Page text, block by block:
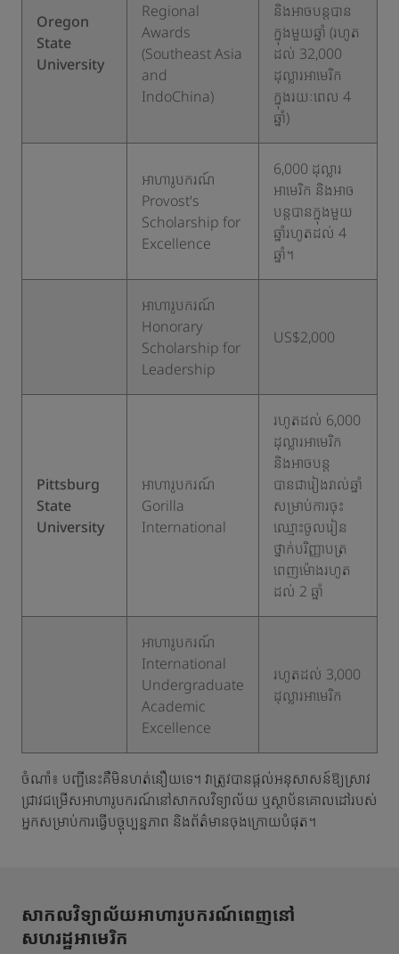
Oregon
State
University
Regional
Awards
(Southeast Asia
and
IndoChina)
និងអាចបន្តបាន
ក្នុងមួយឆ្នាំ (រហូត
ដល់ 32,000
ដុល្លារអាមេរិក
ក្នុងរយៈពេល 4
ឆ្នាំ)
អាហារូបករណ៍
Provost's
Scholarship for
Excellence
6,000 ដុល្លារ
អាមេរិក និងអាច
បន្តបានក្នុងមួយ
ឆ្នាំរហូតដល់ 4
ឆ្នាំ។
អាហារូបករណ៍
Honorary
Scholarship for
Leadership
US$2,000
Pittsburg
State
University
អាហារូបករណ៍
Gorilla
International
រហូតដល់ 6,000
ដុល្លារអាមេរិក
និងអាចបន្ត
បានជារៀងរាល់ឆ្នាំ
សម្រាប់ការចុះ
ឈ្មោះចូលរៀន
ថ្នាក់បរិញ្ញាបត្រ
ពេញម៉ោងរហូត
ដល់ 2 ឆ្នាំ
អាហារូបករណ៍
International
Undergraduate
Academic
Excellence
រហូតដល់ 3,000
ដុល្លារអាមេរិក
ចំណាំ៖ បញ្ជីនេះគឺមិនហត់នឿយទេ។ វាត្រូវបានផ្ដល់អនុសាសន៍ឱ្យស្រាវ
ជ្រាវជម្រើសអាហារូបករណ៍នៅសាកលវិទ្យាល័យ ឬស្ថាប័នគោលដៅរបស់
អ្នកសម្រាប់ការធ្វើបច្ចុប្បន្នភាព និងព័ត៌មានចុងក្រោយបំផុត។
សាកលវិទ្យាល័យអាហារូបករណ៍ពេញនៅ
សហរដ្ឋអាមេរិក